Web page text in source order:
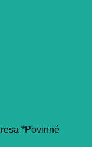
*Povinné